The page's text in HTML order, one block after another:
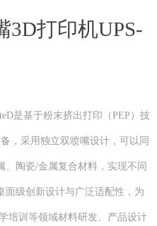
3D打印机UPS-
是基于粉末挤出打印（PEP）技
，采用独立双喷嘴设计，可以同
陶瓷/金属复合材料，实现不同
面级创新设计与广泛适配性，为
培训等领域材料研发、产品设计